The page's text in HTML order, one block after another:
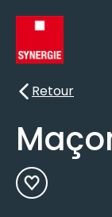
Retour
Retour
Ajouter aux